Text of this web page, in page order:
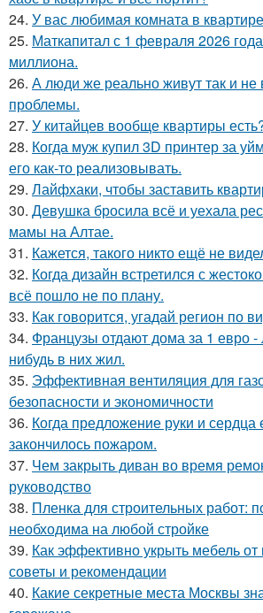
24. У вас любимая комната в
25. Маткапитал с 1 февраля 2026
миллиона.
26. А люди же реально живут так и не
проблемы.
27. У китайцев вообще квартиры
28. Когда муж купил 3D принтер за
его как-то реализовывать.
29. Лайфхаки, чтобы заставить
30. Девушка бросила всё и уехала
мамы на Алтае.
31. Кажется, такого никто ещё не
32. Когда дизайн встретился с
всё пошло не по плану.
33. Как говорится, угадай регион по
34. Французы отдают дома за 1 евро
нибудь в них жил.
35. Эффективная вентиляция для
безопасности и экономичности
36. Когда предложение руки и сердца
закончилось пожаром.
37. Чем закрыть диван во время
руководство
38. Пленка для строительных работ:
необходима на любой стройке
39. Как эффективно укрыть мебель
советы и рекомендации
40. Какие секретные места Москвы